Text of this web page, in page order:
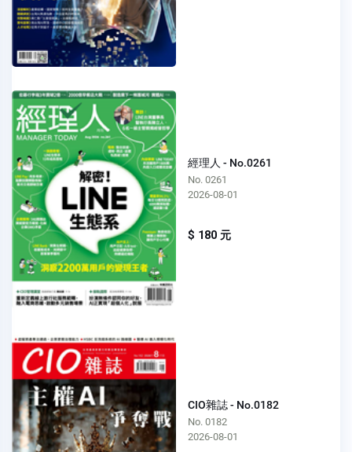
經理人 - No.0261
No. 0261
2026-08-01
$ 180 元
CIO雜誌 - No.0182
No. 0182
2026-08-01